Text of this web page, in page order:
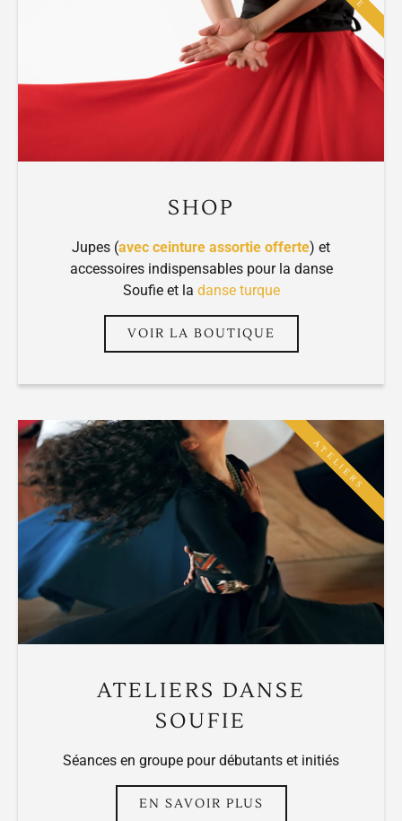
SHOP
Jupes (avec ceinture assortie offerte) et
accessoires indispensables pour la danse
Soufie et la danse turque
VOIR LA BOUTIQUE
ATELIERS DANSE
SOUFIE
Séances en groupe pour débutants et initiés
EN SAVOIR PLUS
ATELIERS